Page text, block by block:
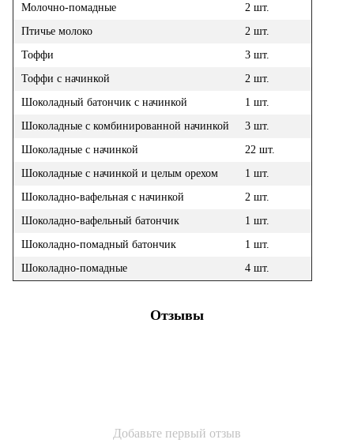
Молочно-помадные
2 шт.
Птичье молоко
2 шт.
Тоффи
3 шт.
Тоффи с начинкой
2 шт.
Шоколадный батончик с начинкой
1 шт.
Шоколадные с комбинированной начинкой
3 шт.
Шоколадные с начинкой
22 шт.
Шоколадные с начинкой и целым орехом
1 шт.
Шоколадно-вафельная с начинкой
2 шт.
Шоколадно-вафельный батончик
1 шт.
Шоколадно-помадный батончик
1 шт.
Шоколадно-помадные
4 шт.
Отзывы
Добавьте первый отзыв